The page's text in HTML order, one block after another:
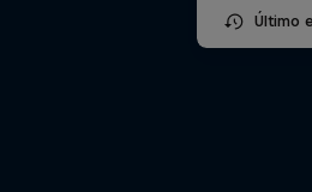
Último